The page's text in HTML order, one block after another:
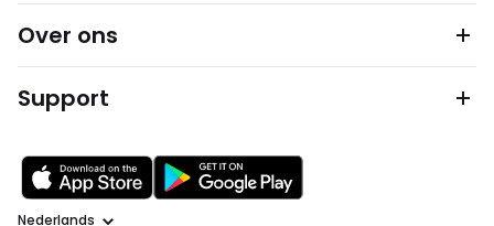
Over ons
Support